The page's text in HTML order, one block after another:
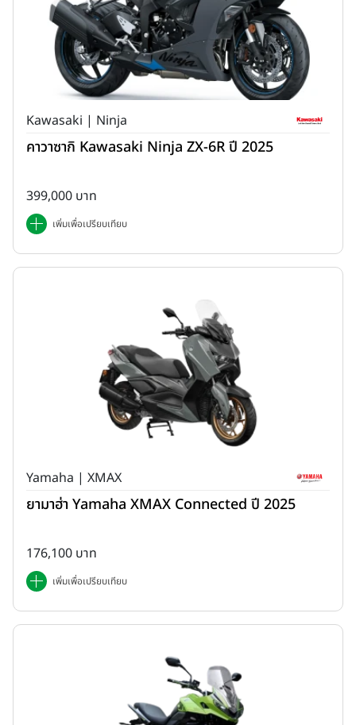
Kawasaki | Ninja
คาวาซากิ Kawasaki Ninja ZX-6R ปี 2025
399,000 บาท
เพิ่มเพื่อเปรียบเทียบ
Yamaha | XMAX
ยามาฮ่า Yamaha XMAX Connected ปี 2025
176,100 บาท
เพิ่มเพื่อเปรียบเทียบ